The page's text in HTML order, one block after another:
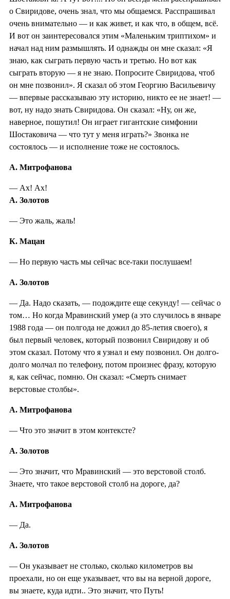
о Свиридове, очень знал, что мы общаемся. Расспрашивал
очень внимательно — и как живет, и как что, в общем, всё.
И вот он заинтересовался этим «Маленьким триптихом» и
начал над ним размышлять. И однажды он мне сказал: «Я
знаю, как сыграть первую часть и третью. Но вот как
сыграть вторую — я не знаю. Попросите Свиридова, чтоб
он мне позвонил». Я сказал об этом Георгию Васильевичу
— впервые рассказываю эту историю, никто ее не знает! —
вот, ну надо знать Свиридова. Он сказал: «Ну, он же,
наверное, пошутил! Он играет гигантские симфонии
Шостаковича — что тут у меня играть?» Звонка не
состоялось — и исполнение тоже не состоялось.
А. Митрофанова
— Ах! Ах!
А. Золотов
— Это жаль, жаль!
К. Мацан
— Но первую часть мы сейчас все-таки послушаем!
А. Золотов
— Да. Надо сказать, — подождите еще секунду! — сейчас о
том… Но когда Мравинский умер (а это случилось в январе
1988 года — он полгода не дожил до 85-летия своего), я
был первый человек, который позвонил Свиридову и об
этом сказал. Потому что я узнал и ему позвонил. Он долго-
долго молчал по телефону, потом произнес фразу, которую
я, как сейчас, помню. Он сказал: «Смерть снимает
верстовые столбы».
А. Митрофанова
— Что это значит в этом контексте?
А. Золотов
— Это значит, что Мравинский — это верстовой столб.
Знаете, что такое верстовой столб на дороге, да?
А. Митрофанова
— Да.
А. Золотов
— Он указывает не столько, сколько километров вы
проехали, но он еще указывает, что вы на верной дороге,
вы знаете, куда идти.. Это значит, что Путь!